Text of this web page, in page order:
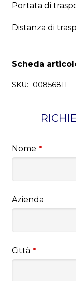
Portata di
Distanza di
Scheda
SKU: 00856811
Nome *
Azienda
Città *